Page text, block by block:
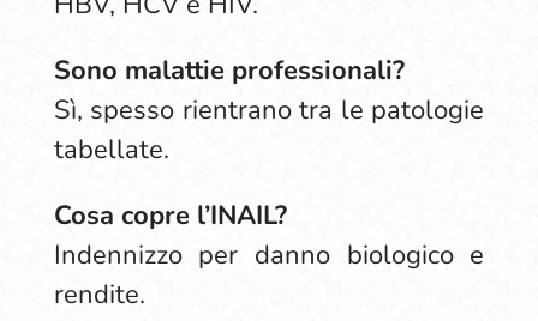
Sono malattie professionali?
Sì, spesso rientrano tra le patologie
tabellate.
Cosa copre l’INAIL?
Indennizzo per danno biologico e
rendite.